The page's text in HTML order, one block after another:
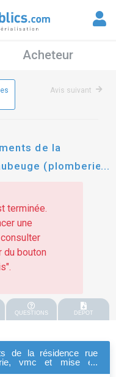
Acheteur
Avis suivant
de la
(plomberie,
terminée.
une
du bouton
QUESTIONS DEPOT
de la résidence rue
vmc et mise en